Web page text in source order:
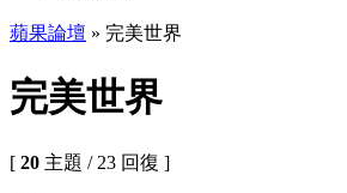
蘋果論壇 » 完美世界
完美世界
[ 20 主題 / 23 回復 ]